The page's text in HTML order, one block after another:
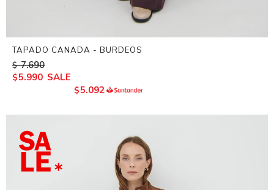
TAPADO CANADA - BURDEOS
$ 7.690
$5.990
$5.092